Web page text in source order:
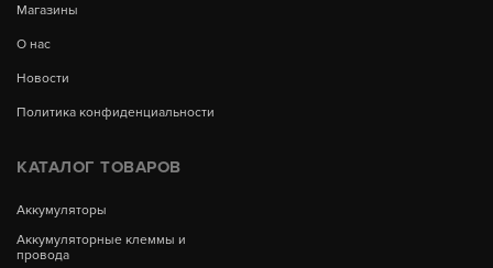
Магазины
О нас
Новости
Политика конфиденциальности
КАТАЛОГ ТОВАРОВ
Аккумуляторы
Аккумуляторные клеммы и
провода